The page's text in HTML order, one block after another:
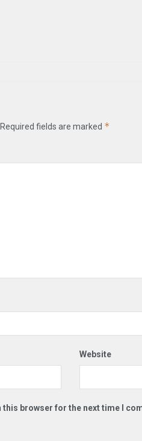
Required fields are marked *
Website
this browser for the next time I